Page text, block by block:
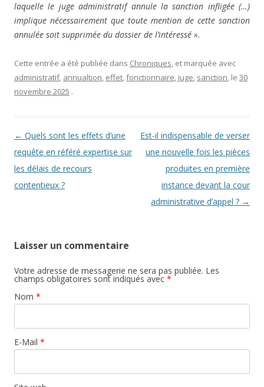
laquelle le juge administratif annule la sanction infligée (…)
implique nécessairement que toute mention de cette sanction
annulée soit supprimée du dossier de l’intéressé ».
Cette entrée a été publiée dans Chroniques, et marquée avec
administratif, annualtion, effet,fonctionnaire, juge, sanction, le 30
novembre 2025 .
Navigation des articles
← Quels sont les effets d’une
requête en référé expertise sur
les délais de recours
contentieux ?
Est-il indispensable de verser
une nouvelle fois les pièces
produites en première
instance devant la cour
administrative d’appel ? →
Laisser un commentaire
Votre adresse de messagerie ne sera pas publiée. Les
champs obligatoires sont indiqués avec *
Nom *
E-Mail *